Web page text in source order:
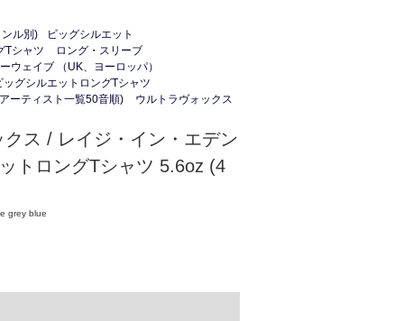
ル別)
ビッグシルエット
Tシャツ
ロング・スリーブ
ウェイブ （UK、ヨーロッパ）
ッグシルエットロングTシャツ
ーティスト一覧50音順)
ウルトラヴォックス
ス / レイジ・イン・エデン
トロングTシャツ 5.6oz (4
grey blue